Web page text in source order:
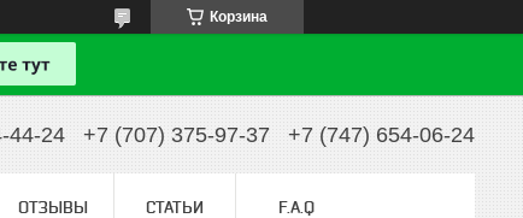
Корзина
44-24 +7 (707) 375-97-37 +7 (747) 654-06-24
ОТЗЫВЫ СТАТЬИ F.A.Q